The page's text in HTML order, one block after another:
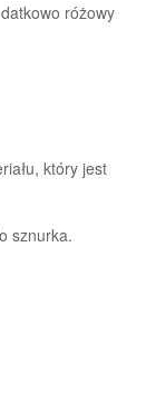
różowy
który jest
sznurka.